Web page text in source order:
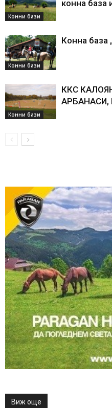
Конни бази
конна база
Конни бази
Конна база
Конни бази
ККС
АРБАНАСИ,
Виж още